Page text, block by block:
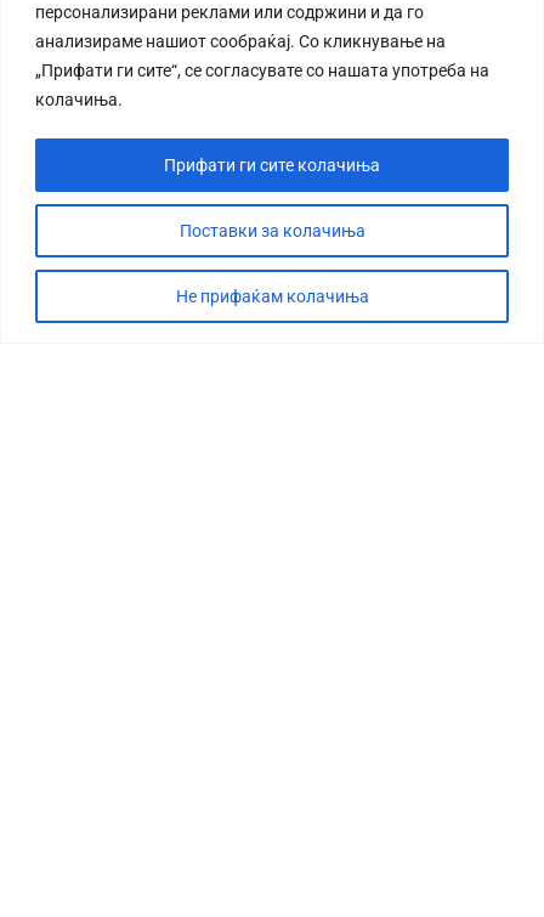
персонализирани реклами или содржини и да го
анализираме нашиот сообраќај. Со кликнување на
„Прифати ги сите“, се согласувате со нашата употреба на
колачиња.
Поставки за колачиња
Не прифаќам колачиња
Прифати ги сите колачиња